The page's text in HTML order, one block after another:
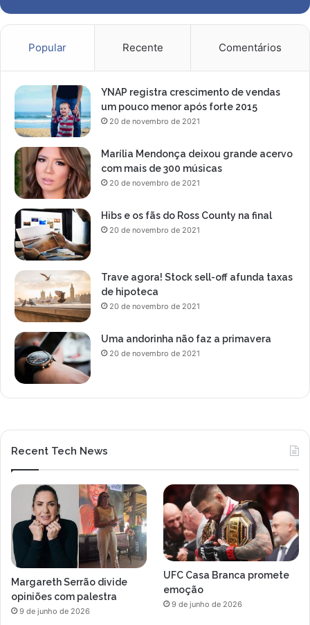
o
Popular Recente Comentários
YNAP registra crescimento de vendas
um pouco menor após forte 2015
20 de novembro de 2021
Marília Mendonça deixou grande acervo
com mais de 300 músicas
20 de novembro de 2021
Hibs e os fãs do Ross County na final
20 de novembro de 2021
Trave agora! Stock sell-off afunda taxas
de hipoteca
20 de novembro de 2021
Uma andorinha não faz a primavera
20 de novembro de 2021
Recent Tech News
Margareth Serrão divide
opiniões com palestra
9 de junho de 2026
UFC Casa Branca promete
emoção
9 de junho de 2026